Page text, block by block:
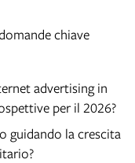
chiave
advertising in
per il 2026?
guidando la crescita